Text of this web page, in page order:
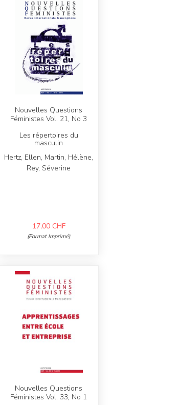
Nouvelles Questions
Féministes Vol. 21, No 3
Les répertoires du
masculin
Hertz, Ellen, Martin, Hélène,
Rey, Séverine
17,00 CHF
(Format Imprimé)
Nouvelles Questions
Féministes Vol. 33, No 1